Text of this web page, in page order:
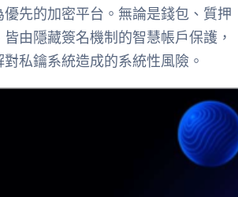
先的加密平台。無論是錢包、質押
由隱藏簽名機制的智慧帳戶保護，
私鑰系統造成的系統性風險。